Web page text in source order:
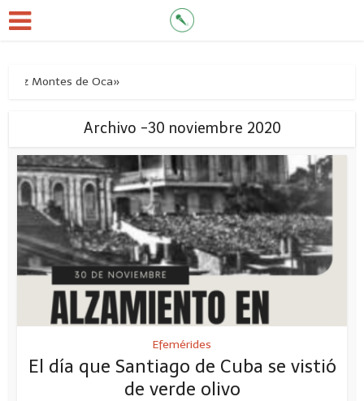
Montes de Oca»
Archivo -30 noviembre 2020
Efemérides
El día que Santiago de Cuba se vistió
de verde olivo